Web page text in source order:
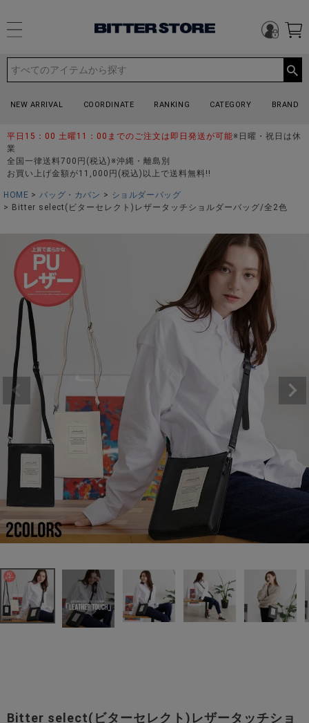
NEW ARRIVAL COORDINATE RANKING CATEGORY BRAND
平日15：00 土曜11：00までのご注文は即日発送が可能※日曜・祝日は休
業
全国一律送料700円(税込)※沖縄・離島別
お買い上げ金額が11,000円(税込)以上で送料無料!!
HOME バッグ・カバン
ショルダーバッグ
Bitter select(ビターセレクト)レザータッチショルダーバッグ/全2色
Bitter select(ビターセレクト)レザータッチショ